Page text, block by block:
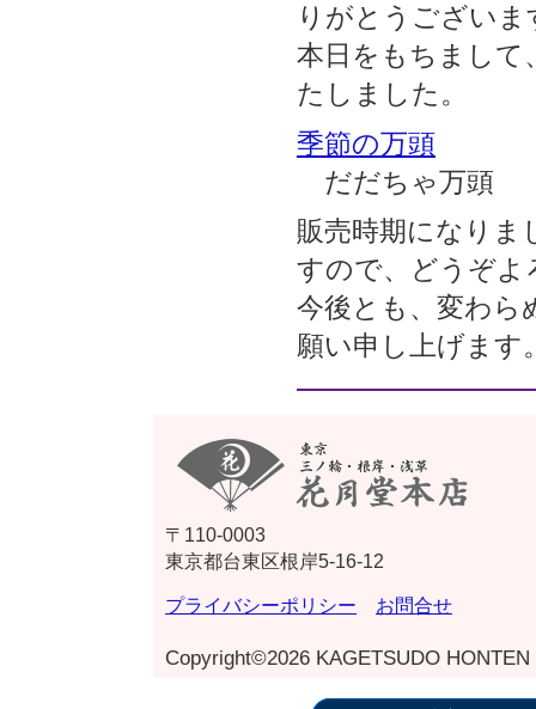
りがとうございま
本日をもちまして
たしました。
季節の万頭
だだちゃ万頭
販売時期になりま
すので、どうぞよ
今後とも、変わら
願い申し上げます
〒110-0003
東京都台東区根岸5-16-12
プライバシーポリシー お問合せ
Copyright©2026 KAGETSUDO